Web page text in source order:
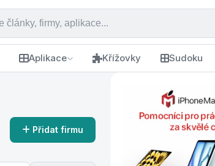
Aplikace Křížovky Sudoku
Přidat firmu